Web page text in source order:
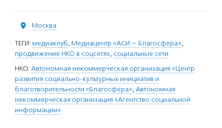
Москва
ТЕГИ: медиаклуб, Медиацентр «АСИ — Благосфера»,
продвижение НКО в соцсетях, социальные сети
НКО: Автономная некоммерческая организация «Центр
развития социально-культурных инициатив и
благотворительности «Благосфера», Автономная
некоммерческая организация «Агентство социальной
информации»